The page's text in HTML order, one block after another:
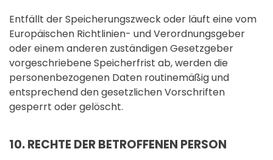
Entfällt der Speicherungszweck oder läuft eine vom
Europäischen Richtlinien- und Verordnungsgeber
oder einem anderen zuständigen Gesetzgeber
vorgeschriebene Speicherfrist ab, werden die
personenbezogenen Daten routinemäßig und
entsprechend den gesetzlichen Vorschriften
gesperrt oder gelöscht.
10. RECHTE DER BETROFFENEN PERSON